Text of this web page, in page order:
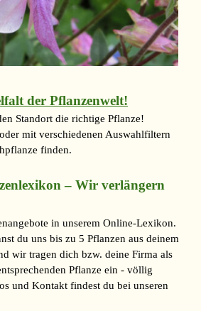
der Pflanzenwelt!
Standort die richtige Pflanze!
mit verschiedenen Auswahlfiltern
finden.
– Wir verlängern
in unserem Online-Lexikon.
du uns bis zu 5 Pflanzen aus deinem
wir tragen dich bzw. deine Firma als
Pflanze ein - völlig
und Kontakt findest du bei unseren